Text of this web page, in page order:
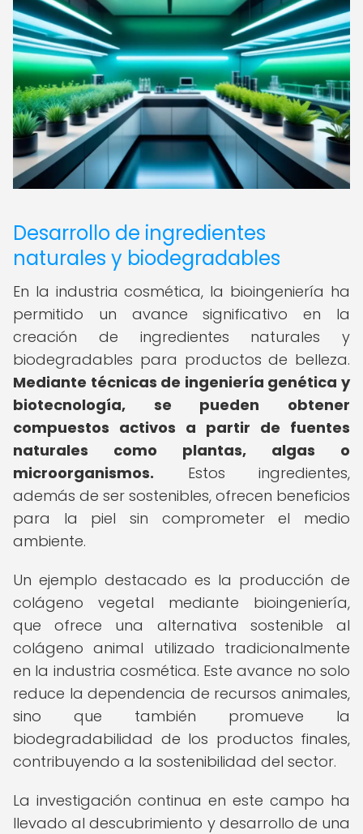
Desarrollo de ingredientes
naturales y biodegradables
En la industria cosmética, la bioingeniería ha
permitido un avance significativo en la
creación de ingredientes naturales y
biodegradables para productos de belleza.
Mediante técnicas de ingeniería genética y
biotecnología, se pueden obtener
compuestos activos a partir de fuentes
naturales como plantas, algas o
microorganismos. Estos ingredientes,
además de ser sostenibles, ofrecen beneficios
para la piel sin comprometer el medio
ambiente.
Un ejemplo destacado es la producción de
colágeno vegetal mediante bioingeniería,
que ofrece una alternativa sostenible al
colágeno animal utilizado tradicionalmente
en la industria cosmética. Este avance no solo
reduce la dependencia de recursos animales,
sino que también promueve la
biodegradabilidad de los productos finales,
contribuyendo a la sostenibilidad del sector.
La investigación continua en este campo ha
llevado al descubrimiento y desarrollo de una